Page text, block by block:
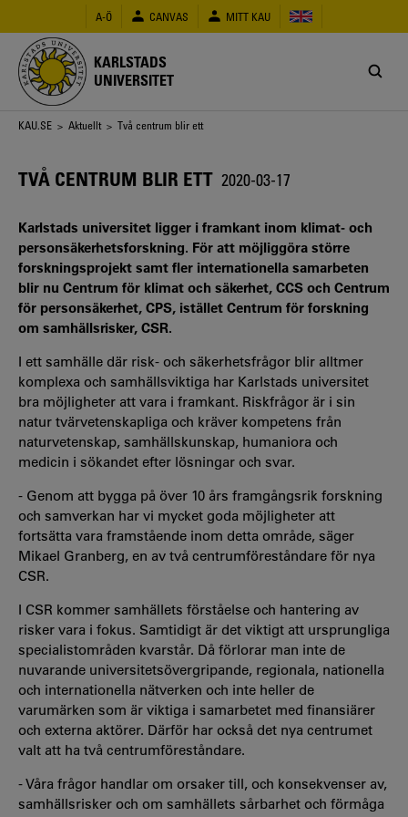
huvudinnehåll
A-Ö CANVAS MITT KAU
KARLSTADS
UNIVERSITET
Länkstig
KAU.SE > Aktuellt > Två centrum blir ett
TVÅ CENTRUM BLIR ETT 2020-03-17
Karlstads universitet ligger i framkant inom klimat- och
personsäkerhetsforskning. För att möjliggöra större
forskningsprojekt samt fler internationella samarbeten
blir nu Centrum för klimat och säkerhet, CCS och Centrum
för personsäkerhet, CPS, istället Centrum för forskning
om samhällsrisker, CSR.
I ett samhälle där risk- och säkerhetsfrågor blir alltmer
komplexa och samhällsviktiga har Karlstads universitet
bra möjligheter att vara i framkant. Riskfrågor är i sin
natur tvärvetenskapliga och kräver kompetens från
naturvetenskap, samhällskunskap, humaniora och
medicin i sökandet efter lösningar och svar.
- Genom att bygga på över 10 års framgångsrik forskning
och samverkan har vi mycket goda möjligheter att
fortsätta vara framstående inom detta område, säger
Mikael Granberg, en av två centrumföreståndare för nya
CSR.
I CSR kommer samhällets förståelse och hantering av
risker vara i fokus. Samtidigt är det viktigt att ursprungliga
specialistområden kvarstår. Då förlorar man inte de
nuvarande universitetsövergripande, regionala, nationella
och internationella nätverken och inte heller de
varumärken som är viktiga i samarbetet med finansiärer
och externa aktörer. Därför har också det nya centrumet
valt att ha två centrumföreståndare.
- Våra frågor handlar om orsaker till, och konsekvenser av,
samhällsrisker och om samhällets sårbarhet och förmåga